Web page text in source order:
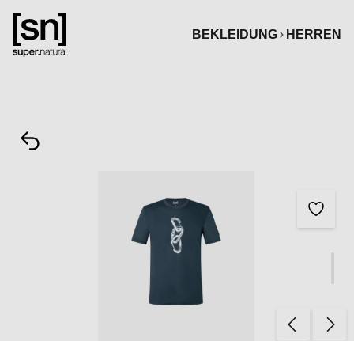
springen
BEKLEIDUNG
HERREN